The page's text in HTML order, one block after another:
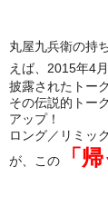
丸屋九兵衛の持
えば、2015年4
披露されたトーク
その伝説的トー
アップ！
ロング／リミッ
が、この
「